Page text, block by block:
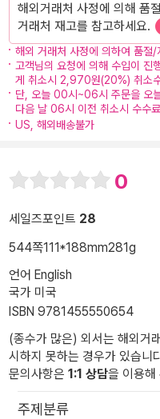
해외거래처 사정에 의해 품
거래처 재고를 참고하세요.
해외 거래처 사정에 의하여 품절
고객님의 요청에 의해 수입이 진
게 취소시 2,970원(20%) 취소
단, 오늘 00시~06시 주문을 오
다음 날 06시 이전 취소시 수수
US, 해외배송불가
0
세일즈포인트 28
544쪽111*188mm281g
언어 English
국가 미국
ISBN 9781455550654
(종수가 많은) 외서는 해외거
시하지 못하는 경우가 있습니
문의사항은 1:1 상담을 이용해
주제분류